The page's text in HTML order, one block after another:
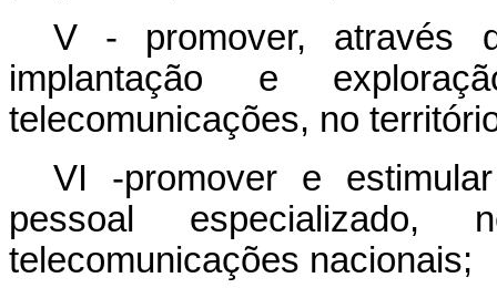
V - promover, através
implantação e
telecomunicações, no
VI -promover e
pessoal especializado,
telecomunicações nacionais;